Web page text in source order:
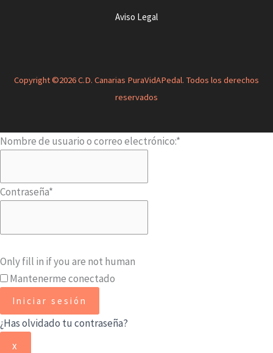
Aviso Legal
Copyright ©2026 C.D. Canarias PuraVidAPedal. Todos los derechos
reservados
Nombre de usuario o correo electrónico:*
Contraseña*
Only fill in if you are not human
Mantenerme conectado
¿Has olvidado tu contraseña?
x